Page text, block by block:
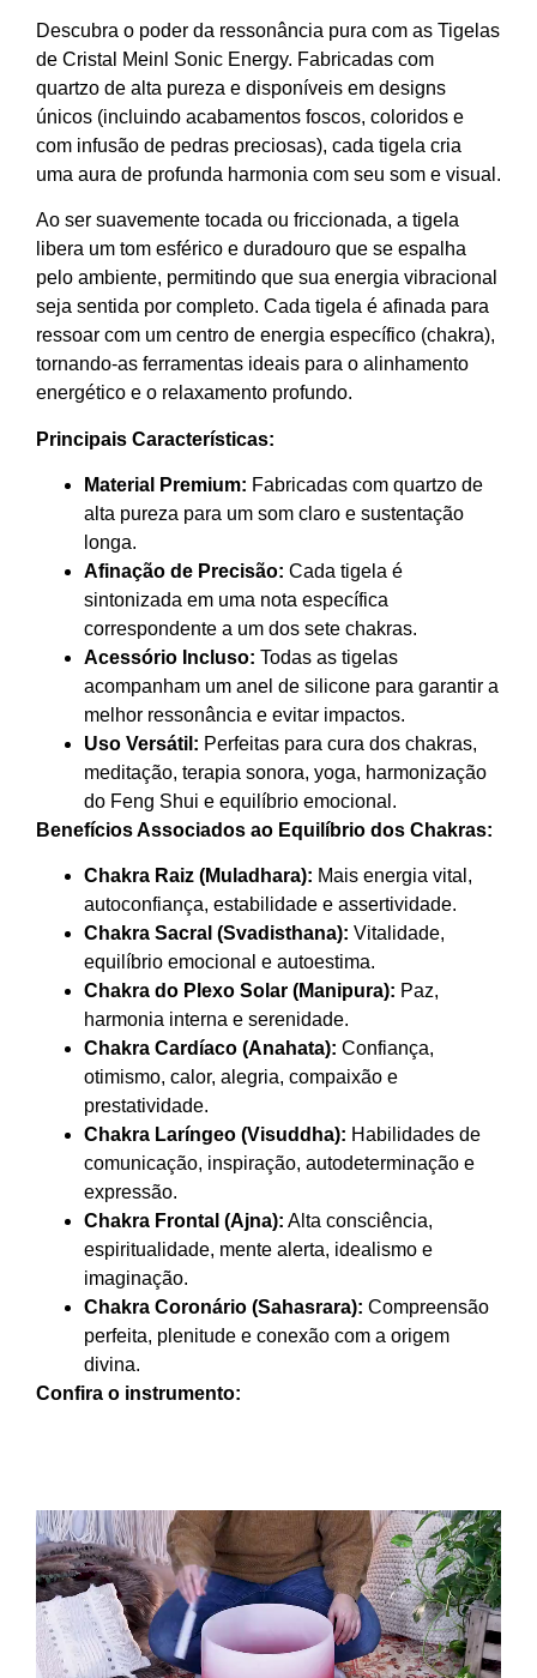
Descubra o poder da ressonância pura com as Tigelas
de Cristal Meinl Sonic Energy. Fabricadas com
quartzo de alta pureza e disponíveis em designs
únicos (incluindo acabamentos foscos, coloridos e
com infusão de pedras preciosas), cada tigela cria
uma aura de profunda harmonia com seu som e visual.
Ao ser suavemente tocada ou friccionada, a tigela
libera um tom esférico e duradouro que se espalha
pelo ambiente, permitindo que sua energia vibracional
seja sentida por completo. Cada tigela é afinada para
ressoar com um centro de energia específico (chakra),
tornando-as ferramentas ideais para o alinhamento
energético e o relaxamento profundo.
Principais Características:
Material Premium: Fabricadas com quartzo de
alta pureza para um som claro e sustentação
longa.
Afinação de Precisão: Cada tigela é
sintonizada em uma nota específica
correspondente a um dos sete chakras.
Acessório Incluso: Todas as tigelas
acompanham um anel de silicone para garantir a
melhor ressonância e evitar impactos.
Uso Versátil: Perfeitas para cura dos chakras,
meditação, terapia sonora, yoga, harmonização
do Feng Shui e equilíbrio emocional.
Benefícios Associados ao Equilíbrio dos Chakras:
Chakra Raiz (Muladhara): Mais energia vital,
autoconfiança, estabilidade e assertividade.
Chakra Sacral (Svadisthana): Vitalidade,
equilíbrio emocional e autoestima.
Chakra do Plexo Solar (Manipura): Paz,
harmonia interna e serenidade.
Chakra Cardíaco (Anahata): Confiança,
otimismo, calor, alegria, compaixão e
prestatividade.
Chakra Laríngeo (Visuddha): Habilidades de
comunicação, inspiração, autodeterminação e
expressão.
Chakra Frontal (Ajna): Alta consciência,
espiritualidade, mente alerta, idealismo e
imaginação.
Chakra Coronário (Sahasrara): Compreensão
perfeita, plenitude e conexão com a origem
divina.
Confira o instrumento: